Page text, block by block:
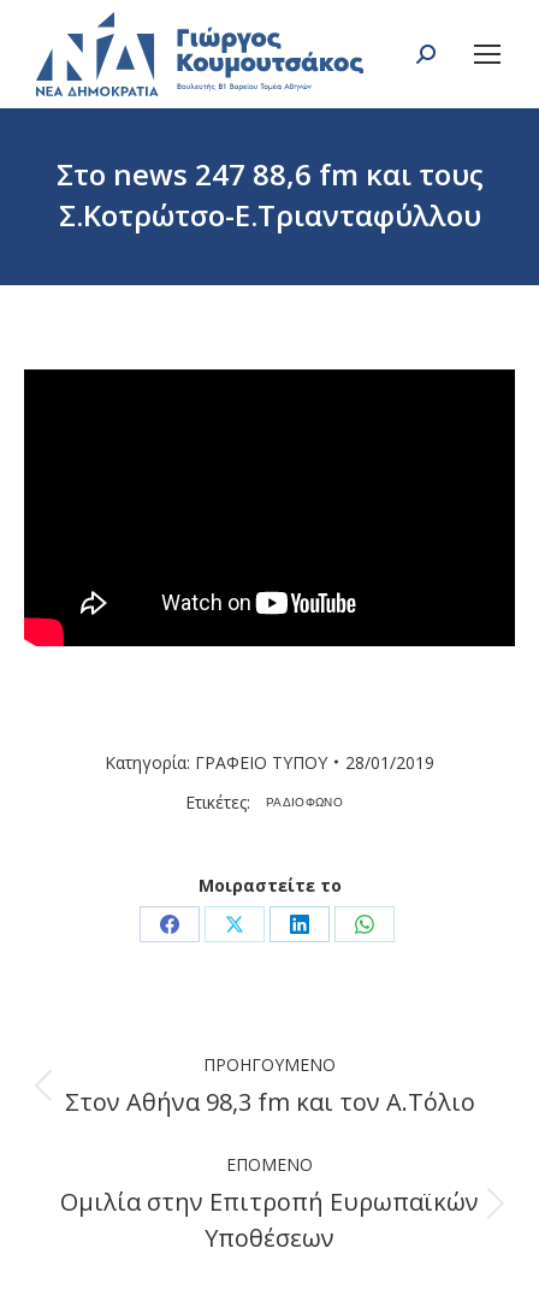
Search:
Στο news 247 88,6 fm και τους
Σ.Κοτρώτσο-Ε.Τριανταφύλλου
Κατηγορία: ΓΡΑΦΕΙΟ ΤΥΠΟΥ
28/01/2019
Ετικέτες:
ΡΑΔΙΟΦΩΝΟ
Μοιραστείτε το
Share Share Share Share
navigation
ΠΡΟΗΓΟΎΜΕΝΟ
Previous
Στον Αθήνα 98,3 fm και τον Α.Τόλιο
ΕΠΌΜΕΝΟ
Next
Ομιλία στην Επιτροπή Ευρωπαϊκών
Υποθέσεων